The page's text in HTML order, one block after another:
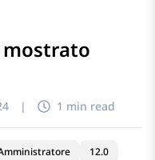
| 1 min read
12.0